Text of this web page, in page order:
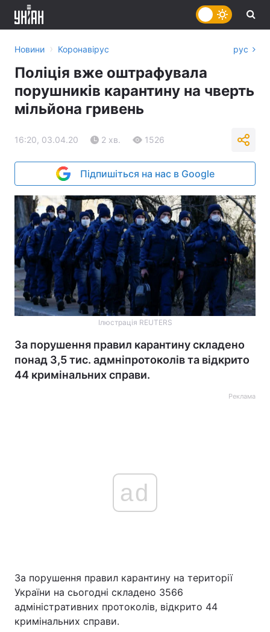
Головна Війна
Україна
Новини › Коронавірус рус
Поліція вже оштрафувала
порушників карантину на чверть
мільйона гривень
16:20, 03.04.20 2 хв. 1526
Підпишіться на нас в Google
Ілюстрація REUTERS
За порушення правил карантину складено
понад 3,5 тис. адмніпротоколів та відкрито
44 кримінальних справи.
Реклама
ad
За порушення правил карантину на території
України на сьогодні складено 3566
адміністративних протоколів, відкрито 44
кримінальних справи.